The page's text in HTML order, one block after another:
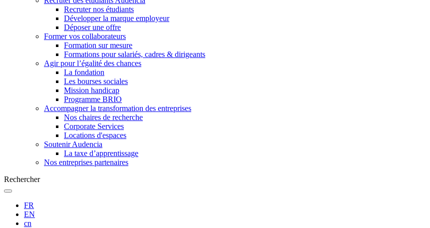
Recruter nos étudiants
Développer la marque employeur
Déposer une offre
Former vos collaborateurs
Formation sur mesure
Formations pour salariés, cadres & dirigeants
Agir pour l’égalité des chances
La fondation
Les bourses sociales
Mission handicap
Programme BRIO
Accompagner la transformation des entreprises
Nos chaires de recherche
Corporate Services
Locations d'espaces
Soutenir Audencia
La taxe d’apprentissage
Nos entreprises partenaires
Rechercher
FR
EN
cn